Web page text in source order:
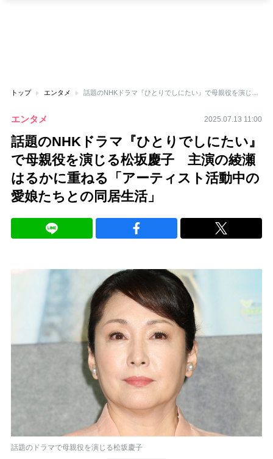
トップ エンタメ
エンタメ 2025.07.13 11:00
話題のNHKドラマ『ひとりでしにたい』
で母親役を演じる松坂慶子 主演の綾瀬
はるかに重ねる「アーティスト活動中の
愛娘たちとの同居生活」
話題のドラマで母親役を演じる松坂慶子